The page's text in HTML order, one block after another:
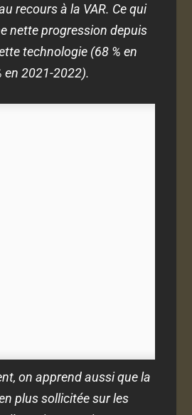
recours à la VAR. Ce qui
nette progression depuis
technologie (68 % en
en 2021-2022).
on apprend aussi que la
plus sollicitée sur les